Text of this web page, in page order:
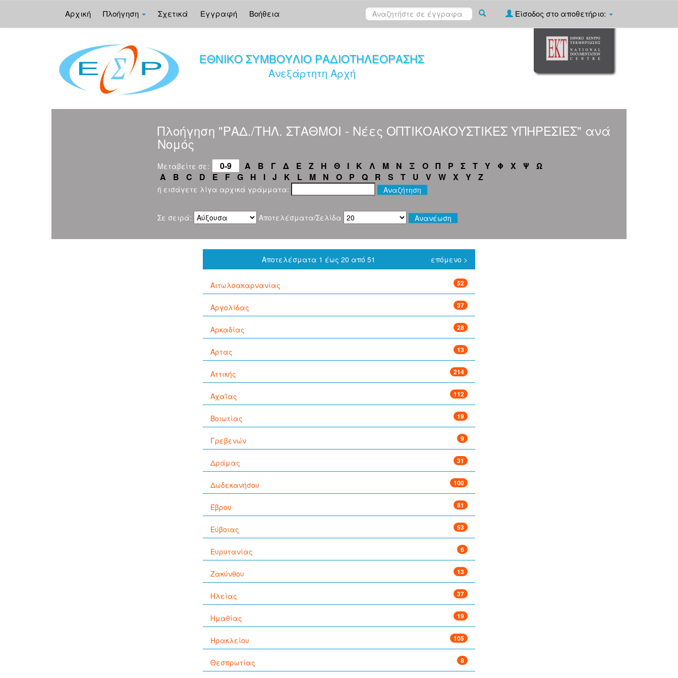
Αρχική Πλοήγηση Σχετικά Εγγραφή Βοήθεια Είσοδος στο αποθετήριο:
ΕΘΝΙΚΟ ΣΥΜΒΟΥΛΙΟ ΡΑΔΙΟΤΗΛΕΟΡΑΣΗΣ
Ανεξάρτητη Αρχή
Πλοήγηση "ΡΑΔ./ΤΗΛ. ΣΤΑΘΜΟΙ - Νέες ΟΠΤΙΚΟΑΚΟΥΣΤΙΚΕΣ ΥΠΗΡΕΣΙΕΣ" ανά
Νομός
Μεταβείτε σε: 0-9 Α Β Γ Δ Ε Ζ Η Θ Ι Κ Λ Μ Ν Ξ Ο Π Ρ Σ Τ Υ Φ Χ Ψ
Ω
A
B C D E F G H I J K L M N O P Q R S T U V W X Y Z
ή εισάγετε λίγα αρχικά γράμματα:
Σε σειρά: Αποτελέσματα/Σελίδα
Αποτελέσματα 1 έως 20 από 51 επόμενο >
Αιτωλοακαρνανίας 52
Αργολίδας 37
Αρκαδίας 28
Άρτας 13
Αττικής 214
Αχαΐας 112
Βοιωτίας 19
Γρεβενών 9
Δράμας 31
Δωδεκανήσου 100
Έβρου 81
Εύβοιας 53
Ευρυτανίας 6
Ζακύνθου 13
Ηλείας 37
Ημαθίας 19
Ηρακλείου 105
Θεσπρωτίας 8